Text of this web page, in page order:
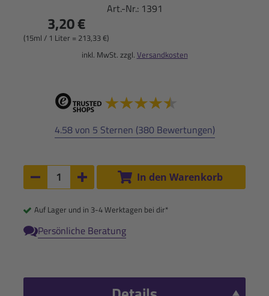
Art.-Nr.: 1391
3,20 €
(15ml / 1 Liter = 213,33 €)
inkl. MwSt. zzgl. Versandkosten
4.58 von 5 Sternen (380 Bewertungen)
Anzahl:
Anzahl um 1 verringern
Anzahl um 1 erhöhen
In den Warenkorb
Auf Lager und in 3-4 Werktagen bei dir*
Persönliche Beratung